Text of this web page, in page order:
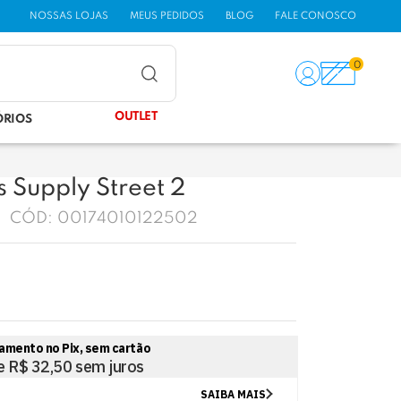
NOSSAS LOJAS MEUS PEDIDOS BLOG FALE CONOSCO
0
OUTLET
Supply Street 2
CÓD: 00174010122502